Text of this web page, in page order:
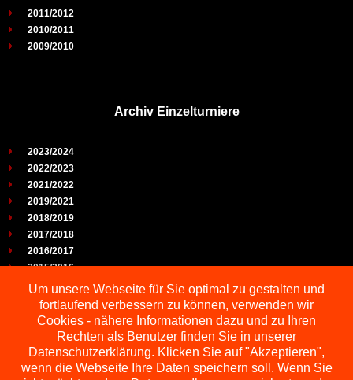
2011/2012
2010/2011
2009/2010
Archiv Einzelturniere
2023/2024
2022/2023
2021/2022
2019/2021
2018/2019
2017/2018
2016/2017
2015/2016
2014/2015
2013/2014
2012/2013
2011/2012
2010/2011
2009/2010
Um unsere Webseite für Sie optimal zu gestalten und
fortlaufend verbessern zu können, verwenden wir
Cookies - nähere Informationen dazu und zu Ihren
Rechten als Benutzer finden Sie in unserer
Datenschutzerklärung. Klicken Sie auf "Akzeptieren",
wenn die Webseite Ihre Daten speichern soll. Wenn Sie